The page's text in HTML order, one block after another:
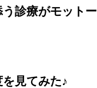
診療がモット
見てみた♪